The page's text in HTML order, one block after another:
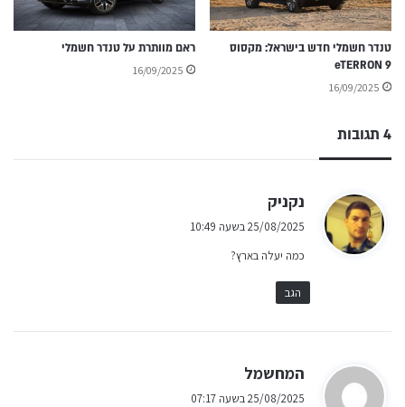
טנדר חשמלי חדש בישראל: מקסוס
eTERRON 9
16/09/2025
ראם מוותרת על טנדר חשמלי
16/09/2025
4 תגובות
נקניק
ג
ב
25/08/2025 בשעה 10:49
כמה יעלה בארץ?
הגב
המחשמל
25/08/2025 בשעה 07:17